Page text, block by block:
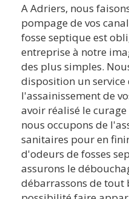
A Adriers, nous
pompage de vos
fosse septique est
entreprise à notre
des plus simples.
disposition un
l'assainissement de
avoir réalisé le
nous occupons de
sanitaires pour en
d'odeurs de fosses
assurons le
débarrassons de